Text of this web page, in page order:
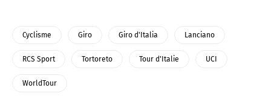
Cyclisme Giro Giro d'Italia Lanciano
RCS Sport Tortoreto Tour d'Italie UCI
WorldTour